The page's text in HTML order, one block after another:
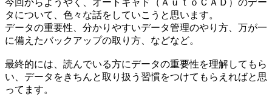
タについて、色々な話をしていこうと思います。
データの重要性、分かりやすいデータ管理のやり方、万が一
に備えたバックアップの取り方、などなど。
最終的には、読んでいる方にデータの重要性を理解してもら
い、データをきちんと取り扱う習慣をつけてもらえればと思
ってます。